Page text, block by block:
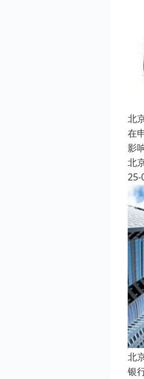
北
在
影
北
25-
北
银